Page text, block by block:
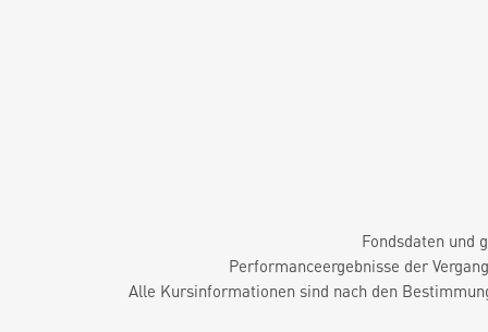
Fondsdaten und
Performanceergebnisse der
Alle Kursinformationen sind nach den